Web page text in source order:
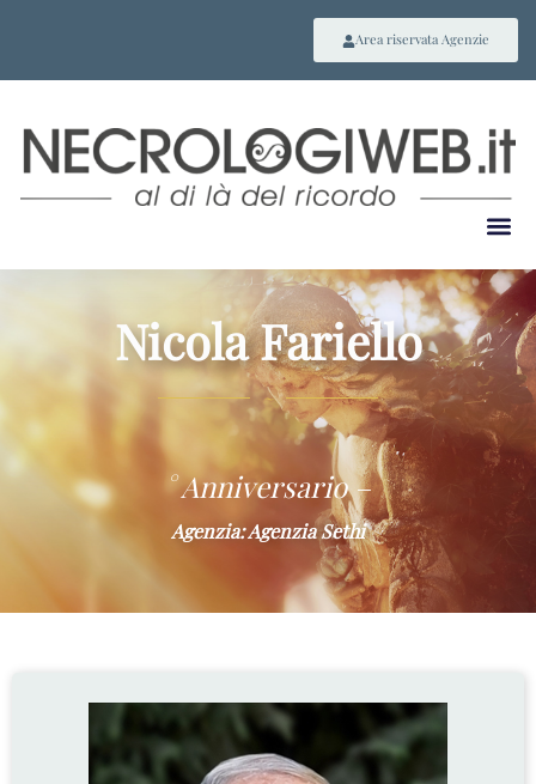
Area riservata Agenzie
Nicola Fariello
~
° Anniversario –
Agenzia: Agenzia Sethi